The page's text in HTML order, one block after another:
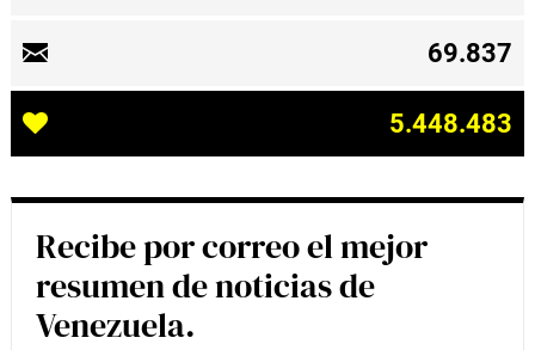
69.837
5.448.483
Recibe por correo el mejor
resumen de noticias de
Venezuela.